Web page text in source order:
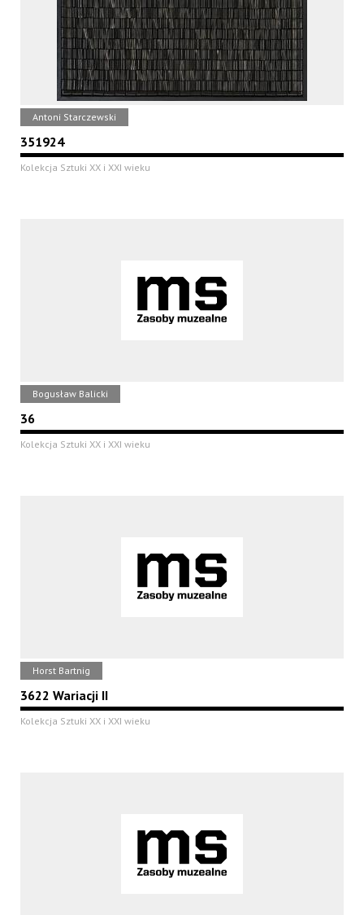
Antoni Starczewski
351924
Kolekcja Sztuki XX i XXI wieku
Bogusław Balicki
36
Kolekcja Sztuki XX i XXI wieku
Horst Bartnig
3622 Wariacji II
Kolekcja Sztuki XX i XXI wieku